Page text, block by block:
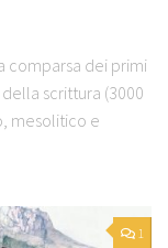
comparsa dei primi
scrittura (3000
mesolitico e
1